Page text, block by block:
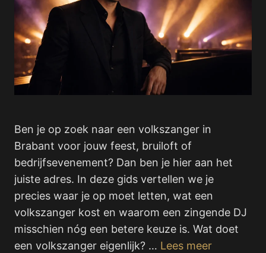
Ben je op zoek naar een volkszanger in
Brabant voor jouw feest, bruiloft of
bedrijfsevenement? Dan ben je hier aan het
juiste adres. In deze gids vertellen we je
precies waar je op moet letten, wat een
volkszanger kost en waarom een zingende DJ
misschien nóg een betere keuze is. Wat doet
een volkszanger eigenlijk? … Lees meer